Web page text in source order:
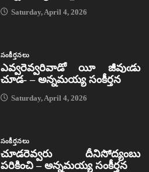
Saturday, April 4, 2026
సంకీర్తనలు
ఎవ్వరెవ్వరివాడో యీ జీవుఁడు
చూడ- – అన్నమయ్య సంకీర్తన
Saturday, April 4, 2026
సంకీర్తనలు
చూడరెవ్వరు దీనిసోద్యంబు
పరికించి – అన్నమయ్య సంకీర్తన